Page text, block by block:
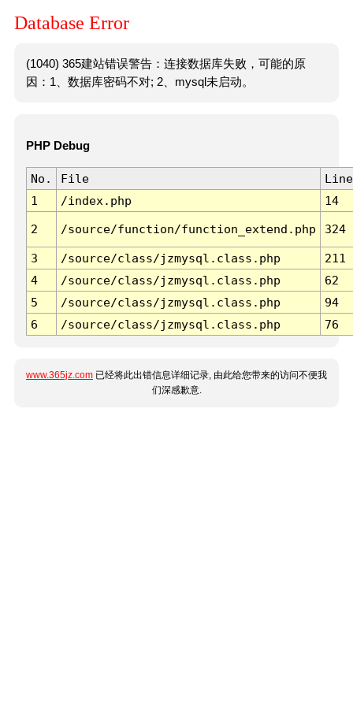
Database Error
(1040) 365建站错误警告：连接数据库失败，可能的原
因：1、数据库密码不对; 2、mysql未启动。
PHP Debug
No. File
Line
1
/index.php 14
2 /source/function/function_extend.php 324
3 /source/class/jzmysql.class.php
211
4
/source/class/jzmysql.class.php
62
5
/source/class/jzmysql.class.php
94
6
/source/class/jzmysql.class.php 76
www.365jz.com 已经将此出错信息详细记录, 由此给您带来的访问不便我
们深感歉意.